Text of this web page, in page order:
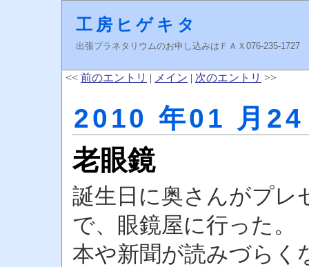
工房ヒゲキタ
出張プラネタリウムのお申し込みはＦＡＸ076-235-
<< 前のエントリ | メイン | 次のエントリ >>
2010 年01 月
老眼鏡
誕生日に奥さんがプレ
で、眼鏡屋に行った。
本や新聞が読みづらく